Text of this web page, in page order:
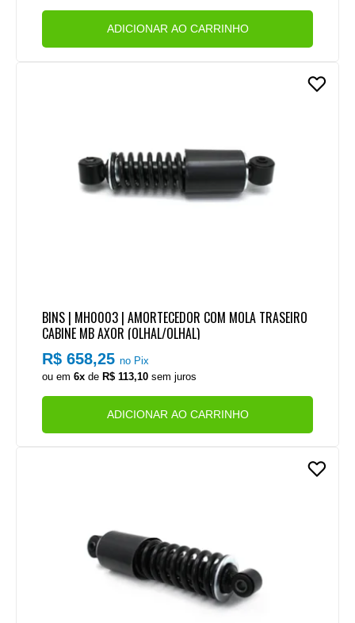
ADICIONAR AO CARRINHO
BINS | MH0003 | AMORTECEDOR COM MOLA TRASEIRO
CABINE MB AXOR (OLHAL/OLHAL)
R$ 658,25no Pix
ou em6x de R$ 113,10 sem juros
ADICIONAR AO CARRINHO